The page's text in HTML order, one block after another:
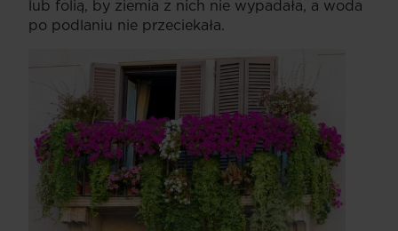
lub folią, by ziemia z nich nie wypadała, a woda
po podlaniu nie przeciekała.